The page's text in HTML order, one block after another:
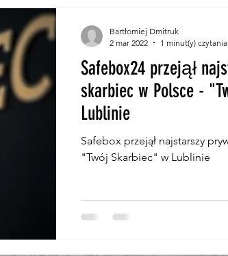
Safebox24 przejął
skarbiec w Polsce -
Lublinie
Safebox przejął najstarszy
"Twój Skarbiec" w Lublinie
Bartłomiej Dmitruk
2 mar 2022
1 minut(y) czytania